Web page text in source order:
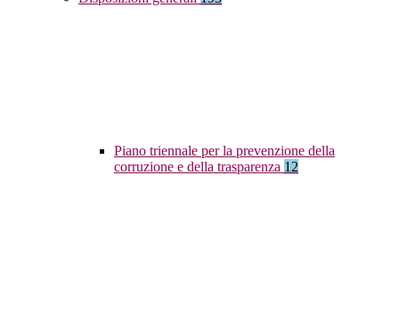
Piano triennale per la prevenzione della
corruzione e della trasparenza 12